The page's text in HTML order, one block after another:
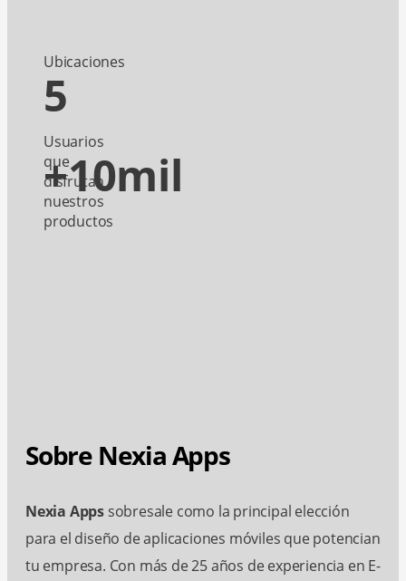
5
Ubicaciones
+10mil
Usuarios
que
disfrutan
nuestros
productos
Sobre Nexia Apps
Nexia Apps sobresale como la principal elección
para el diseño de aplicaciones móviles que potencian
tu empresa. Con más de 25 años de experiencia en E-